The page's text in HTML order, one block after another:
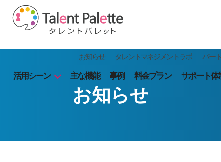
お知らせ タレントマネジメントラボ パー
活用シーン 主な機能 事例 料金プラン サポート体
お知らせ